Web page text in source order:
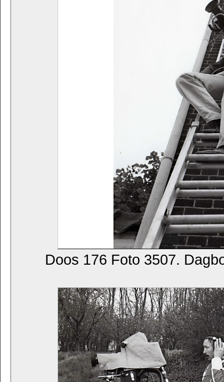
Doos 176 Foto 3507.